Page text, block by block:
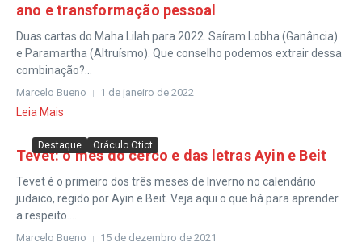
ano e transformação pessoal
Duas cartas do Maha Lilah para 2022. Saíram Lobha (Ganância)
e Paramartha (Altruísmo). Que conselho podemos extrair dessa
combinação?...
Marcelo Bueno 1 de janeiro de 2022
Leia Mais
Destaque Oráculo Otiot
Tevet: o mês do cerco e das letras Ayin e Beit
Tevet é o primeiro dos três meses de Inverno no calendário
judaico, regido por Ayin e Beit. Veja aqui o que há para aprender
a respeito....
Marcelo Bueno 15 de dezembro de 2021